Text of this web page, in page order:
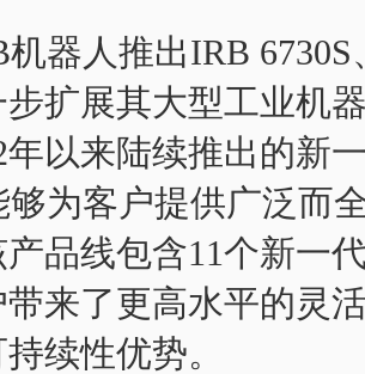
器人推出IRB
扩展其大型工业机
年以来陆续推出的新
为客户提供广泛而
品线包含11个新一
来了更高水平的灵
续性优势。